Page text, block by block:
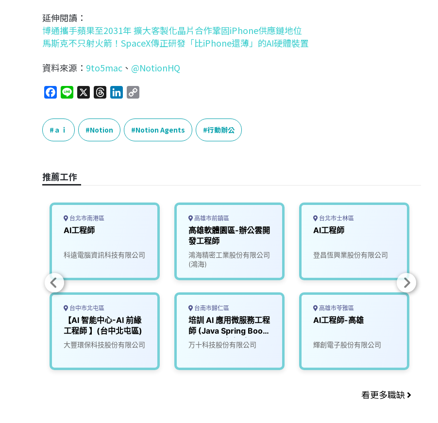
延伸閱讀：
博通攜手蘋果至2031年 擴大客製化晶片合作鞏固iPhone供應鏈地位
馬斯克不只射火箭！SpaceX傳正研發「比iPhone還薄」的AI硬體裝置
資料來源： 9to5mac 、 @NotionHQ
c
e
b
k
e
r
e
a
k
p
y
L
ａｉ Notion Notion Agents 行動辦公
推薦工作
台北市南港區
AI工程師
科遠電腦資訊科技有限公司
台中市北屯區
【AI 智能中心-AI 前緣
工程師 】(台中北屯區)
大豐環保科技股份有限公司
高雄市前鎮區
高雄軟體園區-辦公雲開
發工程師
鴻海精密工業股份有限公司
(鴻海)
台南市歸仁區
培訓 AI 應用微服務工程
師 (Java Spring Boot
+ AI API / 無經驗可)
万十科技股份有限公司
台北市士林區
AI工程師
登昌恆興業股份有限公司
高雄市苓雅區
AI工程師-高雄
輝創電子股份有限公司
看更多職缺